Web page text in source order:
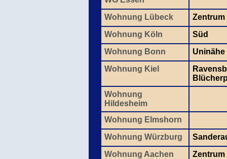
Wohnung Lübeck
Zentrum
Wohnung Köln
Süd
Wohnung Bonn
Uninähe
Wohnung Kiel
Wohnung
Hildesheim
Wohnung Elmshorn
Wohnung Würzburg
Wohnung Aachen
Zentrum